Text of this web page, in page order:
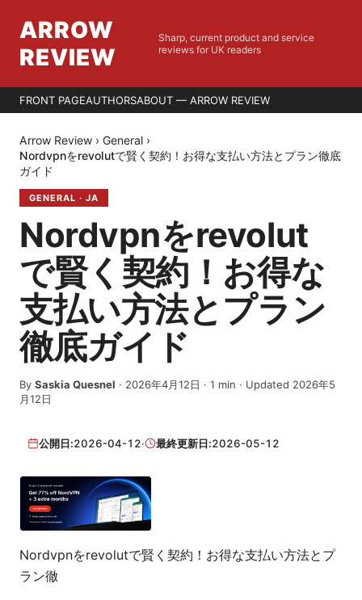
ARROW
REVIEW
Sharp, current product and service
reviews for UK readers
FRONT PAGEAUTHORSABOUT — ARROW REVIEW
Arrow Review › General ›
Nordvpnをrevolutで賢く契約！お得な支払い方法とプラン徹底
ガイド
GENERAL · JA
Nordvpnをrevolut
で賢く契約！お得な
支払い方法とプラン
徹底ガイド
By Saskia Quesnel · 2026年4月12日 · 1 min · Updated 2026年5
月12日
公開日:2026-04-12· 最終更新日:2026-05-12
Nordvpnをrevolutで賢く契約！お得な支払い方法とプ
ラン徹